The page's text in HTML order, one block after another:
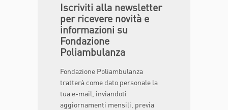
Iscriviti alla newsletter
per ricevere novità e
informazioni su
Fondazione
Poliambulanza
Fondazione Poliambulanza
tratterà come dato personale la
tua e-mail, inviandoti
aggiornamenti mensili, previa